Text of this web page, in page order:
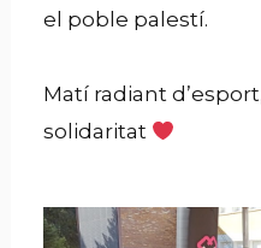
el poble palestí.
Matí radiant
solidaritat